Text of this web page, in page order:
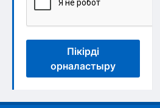
Пікірді
орналастыру